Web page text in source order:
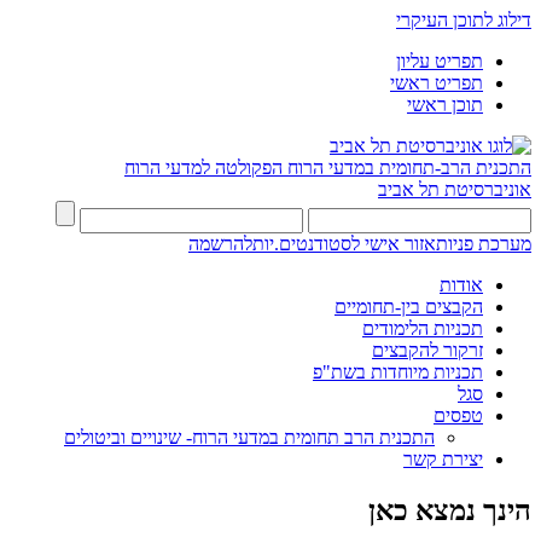
דילוג לתוכן העיקרי
תפריט עליון
תפריט ראשי
תוכן ראשי
התכנית הרב-תחומית במדעי הרוח הפקולטה למדעי הרוח
אוניברסיטת תל אביב
מערכת פניותאזור אישי לסטודנטים.יותלהרשמה
אודות
הקבצים בין-תחומיים
תכניות הלימודים
זרקור להקבצים
תכניות מיוחדות בשת"פ
סגל
טפסים
התכנית הרב תחומית במדעי הרוח- שינויים וביטולים
יצירת קשר
הינך נמצא כאן